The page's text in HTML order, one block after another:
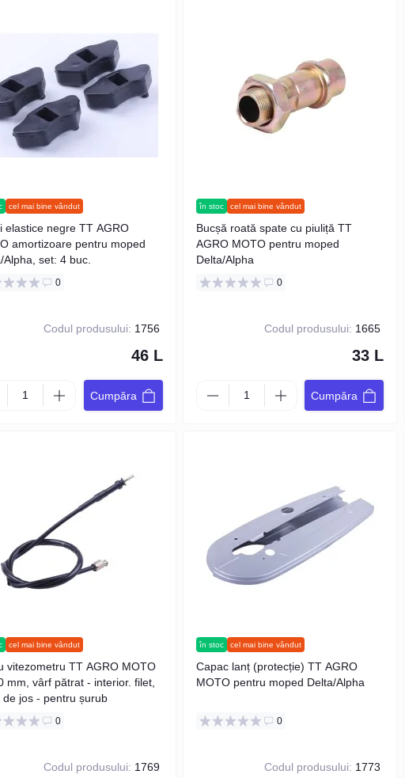
cel mai bine vândut
elastice negre TT AGRO
amortizoare pentru moped
Alpha, set: 4 buc.
0
Codul produsului: 1756
46 L
Cumpăra
în stoc cel mai bine vândut
Bucșă roată spate cu piuliță TT
AGRO MOTO pentru moped
Delta/Alpha
0
Codul produsului: 1665
33 L
Cumpăra
cel mai bine vândut
vitezometru TT AGRO MOTO
mm, vârf pătrat - interior. filet,
de jos - pentru șurub
0
Codul produsului: 1769
în stoc cel mai bine vândut
Capac lanț (protecție) TT AGRO
MOTO pentru moped Delta/Alpha
0
Codul produsului: 1773